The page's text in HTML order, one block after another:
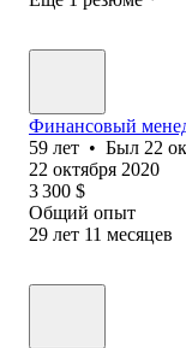
Финансовый
59 лет • Был 22
22 октября 2020
3 300 $
Общий опыт
29 лет 11 месяцев